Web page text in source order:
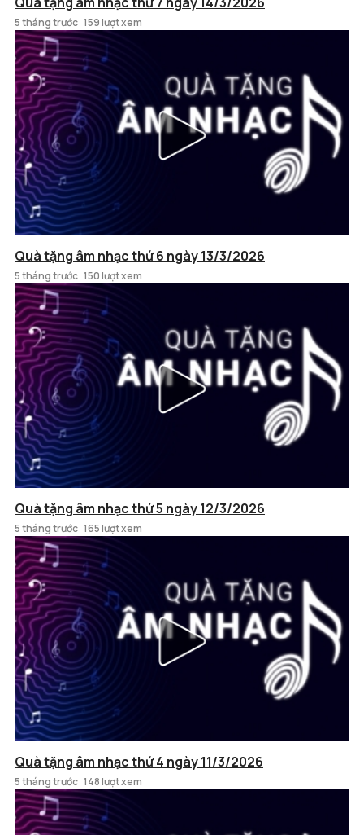
5 tháng trước 159 lượt xem
Quà tặng âm nhạc thứ 6 ngày 13/3/2026
5 tháng trước 150 lượt xem
Quà tặng âm nhạc thứ 5 ngày 12/3/2026
5 tháng trước 165 lượt xem
Quà tặng âm nhạc thứ 4 ngày 11/3/2026
5 tháng trước 148 lượt xem